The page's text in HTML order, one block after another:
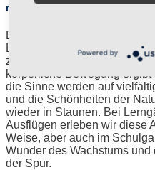
naturbezogen
Die Natur ist ein ganz
Lernort, da sie viele
zum Entdecken, Greifen und
körperliche Bewegung
die Sinne werden auf
und die Schönheiten der
wieder in Staunen. Bei
Ausflügen erleben wir diese
Weise, aber auch im
Wunder des Wachstums
der Spur.
Powered by